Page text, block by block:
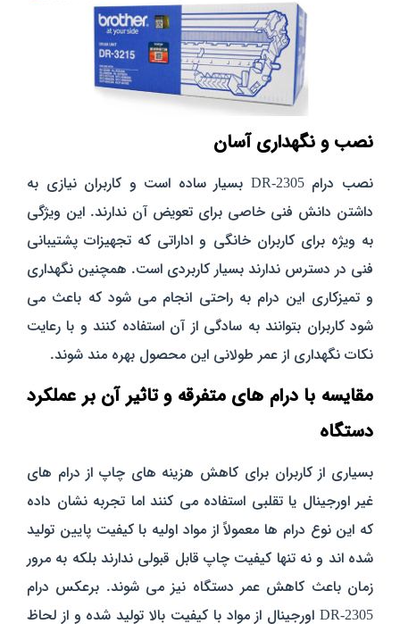
نصب و نگهداری آسان
نصب درام DR-2305 بسیار ساده است و کاربران نیازی به
داشتن دانش فنی خاصی برای تعویض آن ندارند. این ویژگی
به‌ ویژه برای کاربران خانگی و اداراتی که تجهیزات پشتیبانی
فنی در دسترس ندارند بسیار کاربردی است. همچنین نگهداری
و تمیزکاری این درام به راحتی انجام می‌ شود که باعث می‌
شود کاربران بتوانند به سادگی از آن استفاده کنند و با رعایت
نکات نگهداری از عمر طولانی این محصول بهره‌ مند شوند.
مقایسه با درام‌ های متفرقه و تاثیر آن بر عملکرد
دستگاه
بسیاری از کاربران برای کاهش هزینه‌ های چاپ از درام‌ های
غیر اورجینال یا تقلبی استفاده می‌ کنند اما تجربه نشان داده
که این نوع درام‌ ها معمولاً از مواد اولیه با کیفیت پایین تولید
شده‌ اند و نه تنها کیفیت چاپ قابل‌ قبولی ندارند بلکه به مرور
زمان باعث کاهش عمر دستگاه نیز می‌ شوند. برعکس درام
DR-2305 اورجینال از مواد با کیفیت بالا تولید شده و از لحاظ